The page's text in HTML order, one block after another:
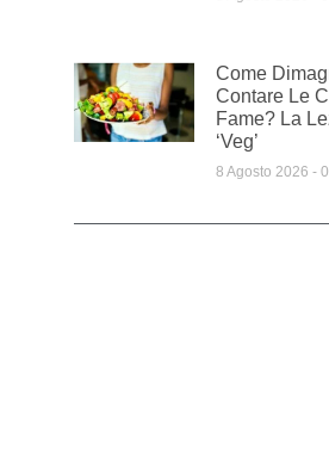
Come
Contare Le
Fame? La
‘veg’
8 Agosto 2026